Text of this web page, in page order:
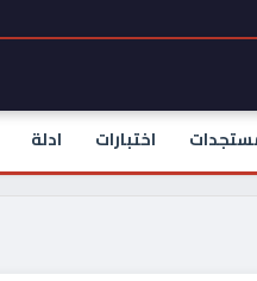
اختبارات ادلة